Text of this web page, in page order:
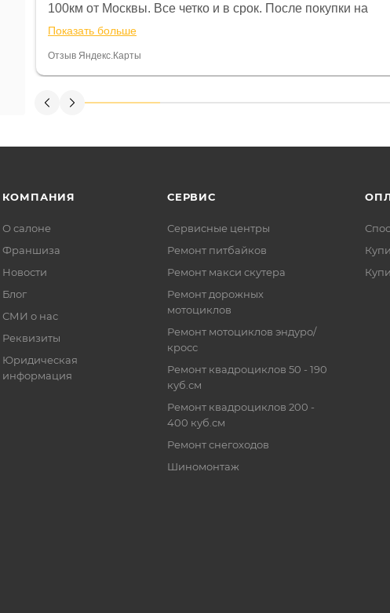
100км от Москвы. Все четко и в срок. После покупки на
спидометре всегда был 0, при этом представители
постоянно были на связи и в итоге проблема была решена.
Считаю, что это говорит о небезразличии к клиенту после
Показать больше
Отзыв Яндекс.Карты
КОМПАНИЯ
О салоне
Франшиза
Новости
Блог
СМИ о нас
Реквизиты
Юридическая
информация
СЕРВИС
Сервисные центры
Ремонт питбайков
Ремонт макси скутера
Ремонт дорожных
мотоциклов
Ремонт мотоциклов эндуро/
кросс
Ремонт квадроциклов 50 - 190
куб.см
Ремонт квадроциклов 200 -
400 куб.см
Ремонт снегоходов
Шиномонтаж